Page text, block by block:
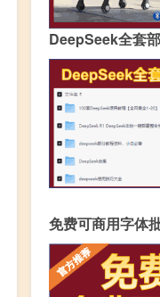
DeepSeek全套
免费可商用字体